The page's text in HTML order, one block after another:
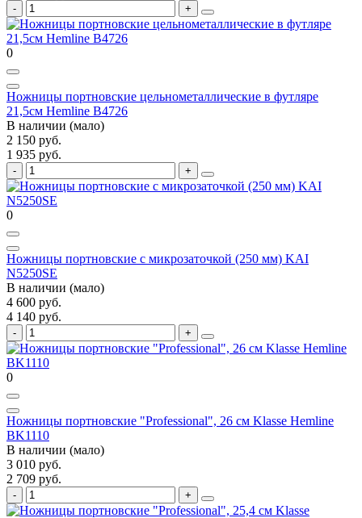
0
Ножницы портновские цельнометаллические в футляре
21,5см Hemline B4726
В наличии (мало)
2 150 руб.
1 935 руб.
0
Ножницы портновские с микрозаточкой (250 мм) KAI
N5250SE
В наличии (мало)
4 600 руб.
4 140 руб.
0
Ножницы портновские "Professional", 26 см Klasse Hemline
BK1110
В наличии (мало)
3 010 руб.
2 709 руб.